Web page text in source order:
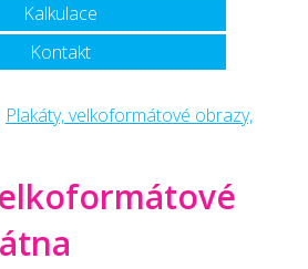
Kalkulace
Kontakt
Plakáty, velkoformátové obrazy,